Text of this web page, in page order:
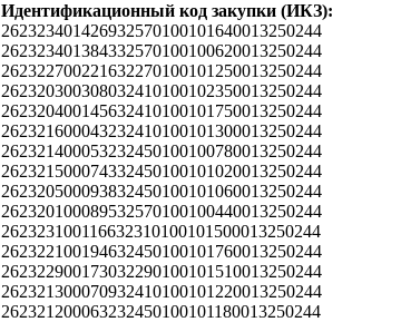
Идентификационный код закупки (ИКЗ):
262323401426932570100101640013250244
262323401384332570100100620013250244
262322700221632270100101250013250244
262320300308032410100102350013250244
262320400145632410100101750013250244
262321600043232410100101300013250244
262321400053232450100100780013250244
262321500074332450100101020013250244
262320500093832450100101060013250244
262320100089532570100100440013250244
262323100116632310100101500013250244
262322100194632450100101760013250244
262322900173032290100101510013250244
262321300070932410100101220013250244
262321200063232450100101180013250244